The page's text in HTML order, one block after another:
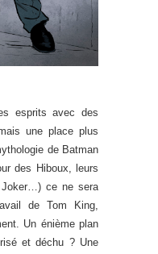
esprits avec des
une place plus
de Batman
des Hiboux, leurs
Joker…) ce ne sera
de Tom King,
Un énième plan
et déchu ? Une